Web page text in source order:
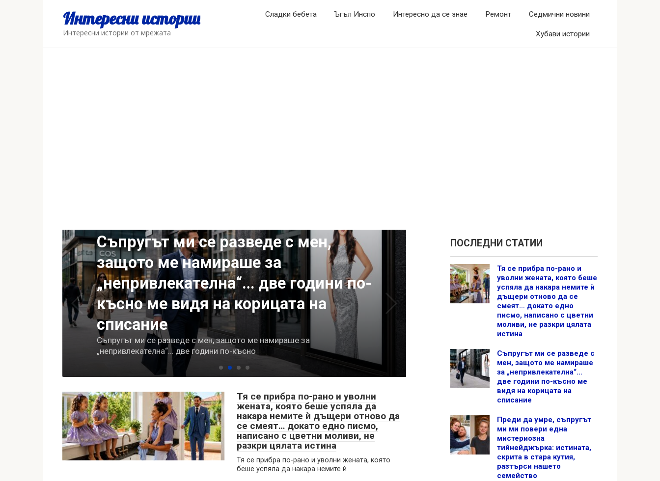
Интересни истории
Интересни истории от мрежата
Сладки бебета Ъгъл Инспо Интересно да се знае Ремонт Седмични новини
Хубави истории
Съпругът ми се разведе с мен,
защото ме намираше за
„непривлекателна“… две години по-
късно ме видя на корицата на
списание
Съпругът ми се разведе с мен, защото ме намираше за
„непривлекателна“… две години по-късно
Преди да умре, съпругът
повери една мистериозна
тийнейджърка: истината,
стара кутия, разтърси
семейство
тийнейджърка: истината, скрита в стара
Тя се прибра по-рано и уволни
жената, която беше успяла да
накара немите ѝ дъщери отново да
се смеят… докато едно писмо,
написано с цветни моливи, не
разкри цялата истина
Тя се прибра по-рано и уволни жената, която
беше успяла да накара немите ѝ
ПОСЛЕДНИ СТАТИИ
Тя се прибра по-рано и
уволни жената, която беше
успяла да накара немите ѝ
дъщери отново да се
смеят… докато едно
писмо, написано с цветни
моливи, не разкри цялата
истина
Съпругът ми се разведе с
мен, защото ме намираше
за „непривлекателна“…
две години по-късно ме
видя на корицата на
списание
Преди да умре, съпругът
ми ми повери една
мистериозна
тийнейджърка: истината,
скрита в стара кутия,
разтърси нашето
семейство